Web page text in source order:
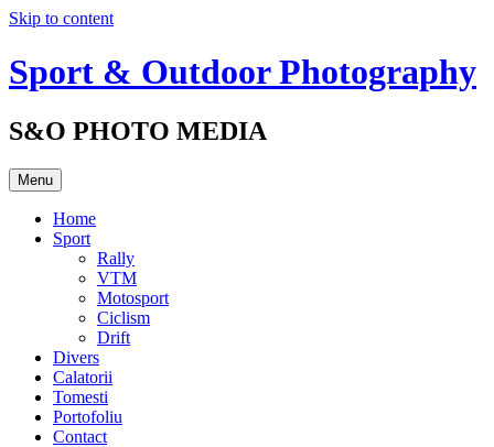
Skip to content
Sport & Outdoor Photography
S&O PHOTO MEDIA
Menu
Home
Sport
Rally
VTM
Motosport
Ciclism
Drift
Divers
Calatorii
Tomesti
Portofoliu
Contact